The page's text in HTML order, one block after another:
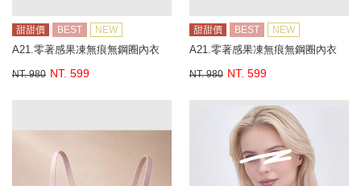
甜甜價 BEST NEW
A21.零著感果凍無痕無鋼圈內衣
NT. 980 NT. 599
甜甜價 BEST NEW
A21.零著感果凍無痕無鋼圈內衣
NT. 980 NT. 599